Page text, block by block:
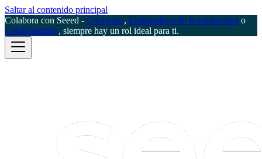
Saltar al contenido principal
Colabora con Seeed - Creadores, Embajador/a de la comunidad o
Colaboradores, siempre hay un rol ideal para ti.